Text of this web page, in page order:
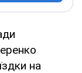
на